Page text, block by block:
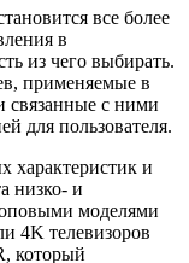
все более
в
из чего выбирать.
применяемые в
связанные с ними
для пользователя.
характеристик и
низко- и
моделями
4K телевизоров
который